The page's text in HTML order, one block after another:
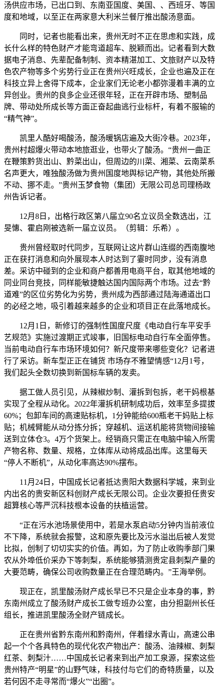
汤供应市场，已出口到、东南亚国度、美国、、西班牙、等国
度和地域，以至正在两家意大利米兰餐厅推出酸汤意面。
同时，记者也能看出来，贵州无时不正在思虑和实践，成
长什么样的特色财产才能弯道超车、脱颖而出。记者看到大数
据电子消息、先辈配备制制、资本精湛加工、文旅财产以及特
色农产物等多个劣势行业正在贵州兴旺成长，企业也遍及正在
科技立异上舍得下成本，企业家们无论老小都弥漫着丰满的立
异创业。贵州的良多企业还很年轻，正在开辟市场、塑制品
牌、带动处所成长等方面正奋起曲逃行业标杆，有着不服输的
“精气神”。
凯里人酷好喝酸汤，酸汤暖锅店遍及大街冷巷。2023年，
贵州村超爆火带动本地旅逛业，也带火了酸汤。“贵州一曲正
在鞭策黔货出山、黔菜出山，但周边的川菜、湘菜、云南菜系
名声更大，唯独酸汤做为贵州国度地舆标记产物，其他处所搬
不动、挪不走。”贵州玉梦食物（集团）无限公司总司理杨政
州告诉记者。
12月8日，出格行政区第八届立90名立议员全数选出，江
旻憓、霍启刚被选新一届立议员。（剪辑：乐希）。
贵州曾经取时代同步，互联网让这片群山连缀的西南腹地
正在获打消息和向外展现本人时达到了霎时同步，没有消息
差。采访中碰到的企业和商户都善用电商平台，取其他地域的
同业同台竞技，同样能敏捷触达国内国际两个市场。过去“黔
道难”的区位劣势化为劣势，贵州成为西部通过陆海通道出口
的必经之地，吸引着越来越多的企业和项目正在此落地成长。
12月1日，新修订的强制性国度尺度《电动自行车平安手
艺规范》实施过渡期正式竣事，旧国标电动自行车全面停售。
当前电动自行车市场环境如何？新尺度带来哪些变化？记者进
行了采访。新车型正正在铺货 市场存不雅望情感“12月1号，
我们起头全数切换到新国标车辆的发卖。
据工做人员引见，从辣椒炒制、灌拆到包拆，老干妈根基
实现了全程从动化。2022年灌拆机研制成功后，效率至多提拔
60%；包卸车间的高速贴标机，1分钟能给600瓶老干妈贴上标
贴；机械臂能从动分拣分拆；穿越机、运送机能将货物间接输
送到立体仓3。4万个货架上。经销商只需正在电脑中输入所需
产物名称、数量、规格，立体库从动将成品出库。这里每天
“停人不断机”，从动化率高达90%摆布。
11月24日，中国成长记者抵达贵阳大数据科学城，来到业
内出名的贵安新区科创财产成长无限公司。企业次要担任贵安
超算核心等严沉科技根本设备的扶植运营。
“正在污水池场景使用中，若是水泵启动5分钟内当前液位
不下降，系统就会报警，这和原先要比及污水溢出后被人发觉
比拟，创制了切切实实的价值。再如，为了防止收购季部门果
农从外埠低价采办下等刺梨，系统能够猜测贵定县刺梨产量的
大要范畴，确保公司收购数量正在合理范畴内。”王海举例。
现正在，凯里酸汤财产成长早已不只是企业本身的事，黔
东南州成立了酸汤财产成长工做专班办公室，由分担副州长任
组长，推进凯里酸汤全财产链成长。
正在贵州省黔东南州和黔南州，伴着绿水青山，高速公串
起一个个各具特色的现代化农产物出产：酸汤、油辣椒、刺梨
红茶、刺梨汁……中国成长记者来到出产加工泉源，探索这些
贵州特产“明星”的山野气味，科技付与它们的奇特质量，以及
若何因不走寻常而“爆火”“出圈”。